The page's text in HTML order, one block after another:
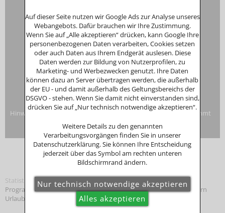
InhaberinAnna Putz
Niederperlesreut 52
94157 Perlesreut
Tel. 0049 (0)8555/691
Fax: 0049 (0)8555/8856
Internet:www.putzwerbung.de
eMail:info@putzwerbung.de
USt-ID: DE 358297667
St.Nr.: 157/259/80938
Impressum & Datenschutz
Hinweise zur Verbraucherstreitbeilegung: Das Unternehmen nimmt
nicht an Streitbeilegungsverfahren vor einer
Verbraucherschlichtungsstelle teil.
Statistik
Programmierung: © Tourismus MarketingBayerischer Wald, Bayern
Urlaub
Auf dieser Seite nutzen wir Google Ads zur Analyse unseres
Webangebots. Dafür brauchen wir Ihre Zustimmung.
Wenn Sie auf „Alle akzeptieren“ drücken, kann Google Ihre
personenbezogenen Daten verarbeiten, Cookies setzen
oder auch Daten aus Ihrem Endgerät auslesen. Diese
Daten werden zur Bildung von Nutzerprofilen, zu
Marketing- und Werbezwecken genutzt. Ihre Daten
können dazu an Server übertragen werden, die außerhalb
der EU - und damit außerhalb des Geltungsbereichs der
DSGVO - stehen. Wenn Sie damit nicht einverstanden sind,
drücken Sie auf „Nur technisch notwendige akzeptieren“.
Weitere Details zu den genannten
Verarbeitungsvorgängen finden Sie in unserer
Datenschutzerklärung. Sie können Ihre Entscheidung
jederzeit über das Symbol am rechten unteren
Bildschirmrand ändern.